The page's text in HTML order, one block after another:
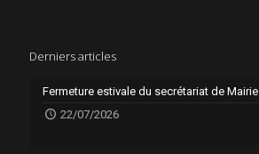
Derniers articles
Fermeture estivale du secrétariat de Mairie
22/07/2026